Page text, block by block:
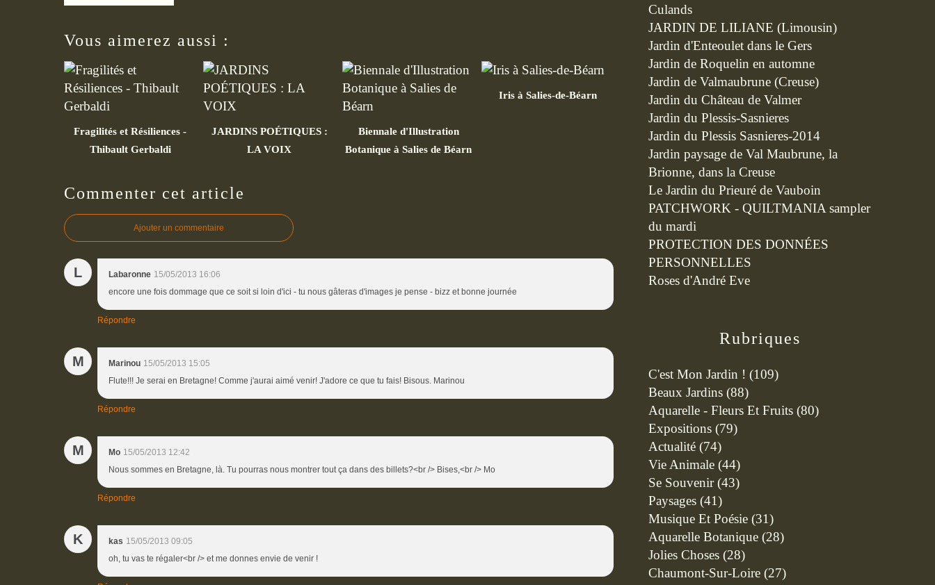
Vous aimerez aussi :
Fragilités et Résiliences -
Thibault Gerbaldi
JARDINS POÉTIQUES :
LA VOIX
Biennale d'Illustration
Botanique à Salies de Béarn
Iris à Salies-de-Béarn
Commenter cet article
Ajouter un commentaire
L Labaronne 15/05/2013 16:06
encore une fois dommage que ce soit si loin d'ici - tu nous gâteras d'images je pense - bizz et bonne journée
Répondre
M Marinou 15/05/2013 15:05
Flute!!! Je serai en Bretagne! Comme j'aurai aimé venir! J'adore ce que tu fais! Bisous. Marinou
Répondre
M Mo 15/05/2013 12:42
Nous sommes en Bretagne, là. Tu pourras nous montrer tout ça dans des billets?<br /> Bises,<br /> Mo
Répondre
K kas 15/05/2013 09:05
oh, tu vas te régaler<br /> et me donnes envie de venir !
Rubriques
C'est Mon Jardin ! (109)
Beaux Jardins (88)
Aquarelle - Fleurs Et Fruits (80)
Expositions (79)
Actualité (74)
Vie Animale (44)
Se Souvenir(43)
Paysages (41)
Musique Et Poésie (31)
Aquarelle Botanique (28)
Jolies Choses (28)
Chaumont-Sur-Loire (27)
Culands
JARDIN DE LILIANE (Limousin)
Jardin d'Enteoulet dans le Gers
Jardin de Roquelin en automne
Jardin de Valmaubrune (Creuse)
Jardin du Château de Valmer
Jardin du Plessis-Sasnieres
Jardin du Plessis Sasnieres-2014
Jardin paysage de Val Maubrune, la
Brionne, dans la Creuse
Le Jardin du Prieuré de Vauboin
PATCHWORK - QUILTMANIA sampler
du mardi
PROTECTION DES DONNÉES
PERSONNELLES
Roses d'André Eve